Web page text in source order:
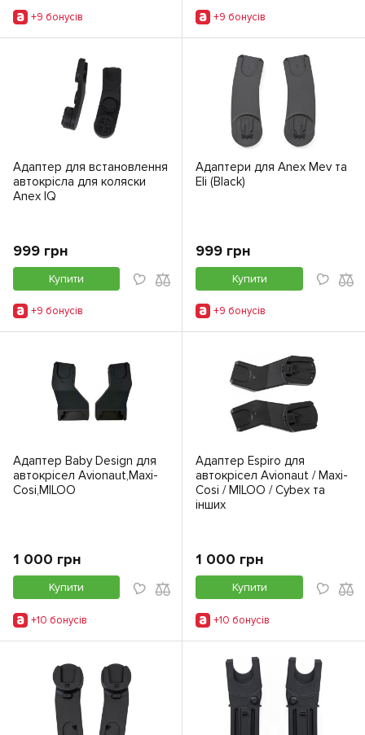
+9 бонусiв +9 бонусiв
Адаптер для встановлення
автокрісла для коляски
Anex IQ
999 грн
Купити
+9 бонусiв
Адаптери для Anex Mev та
Eli (Black)
999 грн
Купити
+9 бонусiв
Адаптер Baby Design для
автокрісел Avionaut,Маxi-
Cosi,MILOO
1 000 грн
Купити
+10 бонусiв
Адаптер Espiro для
автокрісел Avionaut / Маxi-
Cosi / MILOO / Cybex та
інших
1 000 грн
Купити
+10 бонусiв